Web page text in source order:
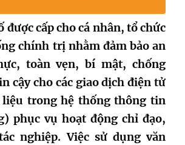
được cấp cho cá nhân, tổ chức
chính trị nhằm đảm bảo an
toàn vẹn, bí mật, chống
cậy cho các giao dịch điện tử
trong hệ thống thông tin
phục vụ hoạt động chỉ đạo,
nghiệp. Việc sử dụng văn